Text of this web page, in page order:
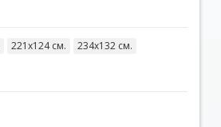
221х124 см.
234х132 см.